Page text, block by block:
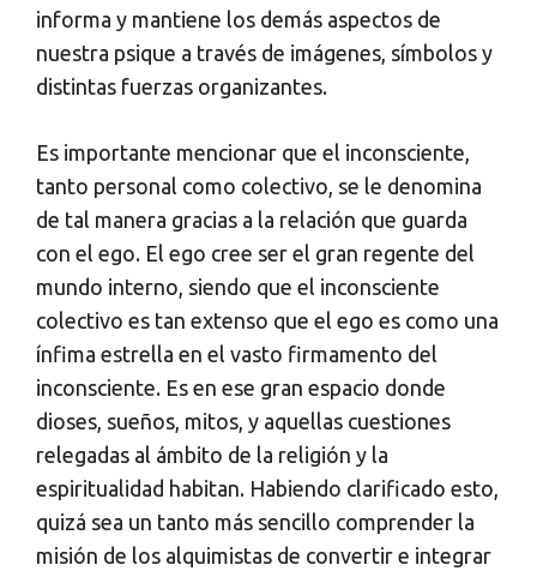
informa y mantiene los demás aspectos de
nuestra psique a través de imágenes, símbolos y
distintas fuerzas organizantes.
Es importante mencionar que el inconsciente,
tanto personal como colectivo, se le denomina
de tal manera gracias a la relación que guarda
con el ego. El ego cree ser el gran regente del
mundo interno, siendo que el inconsciente
colectivo es tan extenso que el ego es como una
ínfima estrella en el vasto firmamento del
inconsciente. Es en ese gran espacio donde
dioses, sueños, mitos, y aquellas cuestiones
relegadas al ámbito de la religión y la
espiritualidad habitan. Habiendo clarificado esto,
quizá sea un tanto más sencillo comprender la
misión de los alquimistas de convertir e integrar